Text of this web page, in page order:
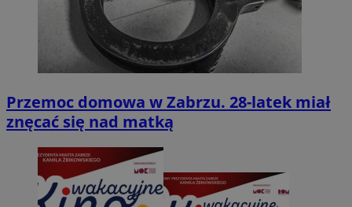
Przemoc domowa w Zabrzu. 28-latek miał
znęcać się nad matką